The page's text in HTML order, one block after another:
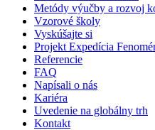
Metódy výučby a rozvoj
Vzorové školy
Vyskúšajte si
Projekt Expedícia
Referencie
FAQ
Napísali o nás
Kariéra
Uvedenie na globálny trh
Kontakt